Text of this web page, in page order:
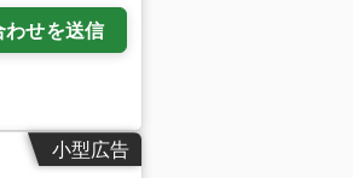
わせを送信
小型広告